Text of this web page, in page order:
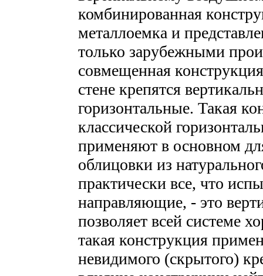
комбинированная
металлоемка и
только зарубежными
совмещенная
стене крепятся
горизонтальные. Такая
классической
применяют в основном
облицовки из
практически все, что
направляющие, - это
позволяет всей системе
такая конструкция
невидимого (скрытого)